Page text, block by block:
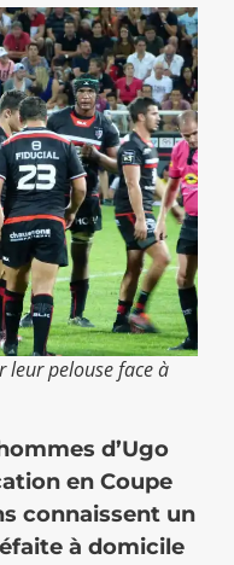
leur pelouse face à
d’Ugo
en Coupe
connaissent un
à domicile